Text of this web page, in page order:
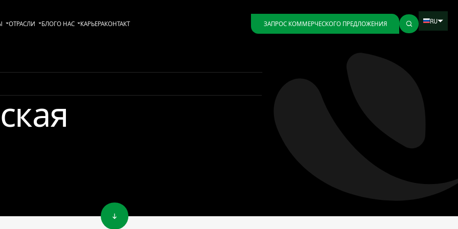
ОТРАСЛИ БЛОГО НАС KАРЬЕРАКОНТАКТ ЗАПРОС КОММЕРЧЕСКОГО ПРЕДЛОЖЕНИЯ RU